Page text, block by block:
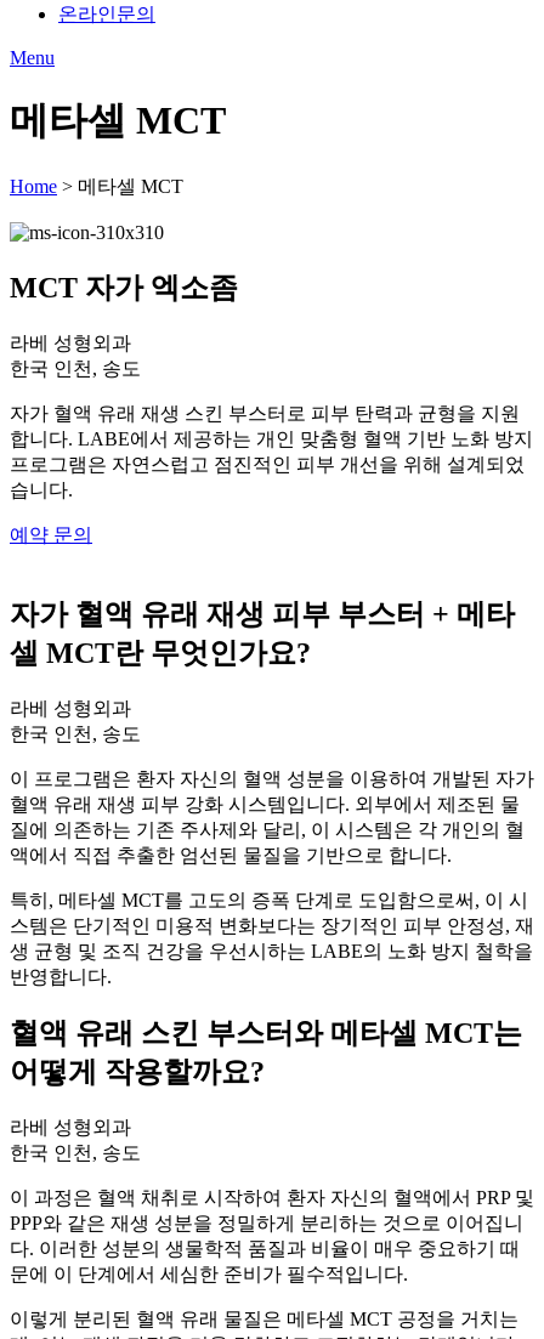
온라인문의
Menu
메타셀 MCT
Home > 메타셀 MCT
MCT 자가 엑소좀
라베 성형외과
한국 인천, 송도
자가 혈액 유래 재생 스킨 부스터로 피부 탄력과 균형을 지원
합니다. LABE에서 제공하는 개인 맞춤형 혈액 기반 노화 방지
프로그램은 자연스럽고 점진적인 피부 개선을 위해 설계되었
습니다.
예약 문의
자가 혈액 유래 재생 피부 부스터 + 메타
셀 MCT란 무엇인가요?
라베 성형외과
한국 인천, 송도
이 프로그램은 환자 자신의 혈액 성분을 이용하여 개발된 자가
혈액 유래 재생 피부 강화 시스템입니다. 외부에서 제조된 물
질에 의존하는 기존 주사제와 달리, 이 시스템은 각 개인의 혈
액에서 직접 추출한 엄선된 물질을 기반으로 합니다.
특히, 메타셀 MCT를 고도의 증폭 단계로 도입함으로써, 이 시
스템은 단기적인 미용적 변화보다는 장기적인 피부 안정성, 재
생 균형 및 조직 건강을 우선시하는 LABE의 노화 방지 철학을
반영합니다.
혈액 유래 스킨 부스터와 메타셀 MCT는
어떻게 작용할까요?
라베 성형외과
한국 인천, 송도
이 과정은 혈액 채취로 시작하여 환자 자신의 혈액에서 PRP 및
PPP와 같은 재생 성분을 정밀하게 분리하는 것으로 이어집니
다. 이러한 성분의 생물학적 품질과 비율이 매우 중요하기 때
문에 이 단계에서 세심한 준비가 필수적입니다.
이렇게 분리된 혈액 유래 물질은 메타셀 MCT 공정을 거치는